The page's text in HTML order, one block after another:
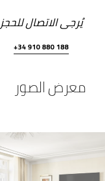
يُرجى الاتصال للحجز
+34 910 880 188
معرض الصور